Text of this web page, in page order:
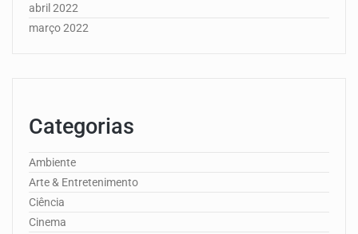
abril 2022
março 2022
Categorias
Ambiente
Arte & Entretenimento
Ciência
Cinema